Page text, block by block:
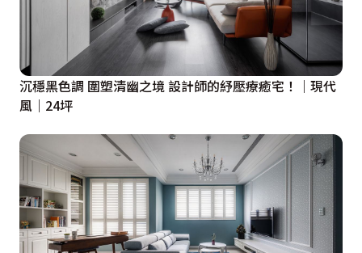
沉穩黑色調 圍塑清幽之境 設計師的紓壓療癒宅！｜現代
風｜24坪